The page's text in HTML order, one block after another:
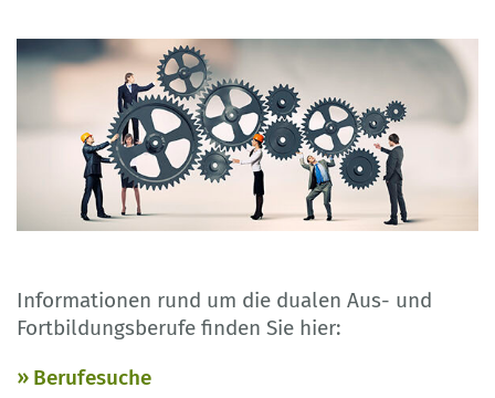
Informationen rund um die dualen Aus- und
Fortbildungsberufe finden Sie hier:
Berufesuche